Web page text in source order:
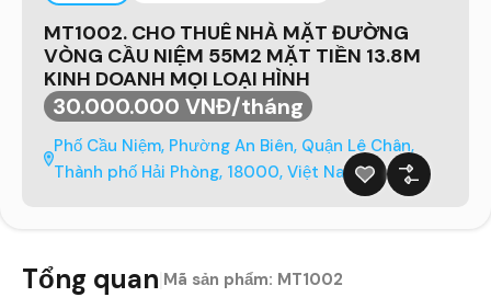
MT1002. CHO THUÊ NHÀ MẶT ĐƯỜNG
VÒNG CẦU NIỆM 55M2 MẶT TIỀN 13.8M
KINH DOANH MỌI LOẠI HÌNH
30.000.000 VNĐ/tháng
Phố Cầu Niệm, Phường An Biên, Quận Lê Chân,
Thành phố Hải Phòng, 18000, Việt Nam
Tổng quan Mã sản phẩm: MT1002